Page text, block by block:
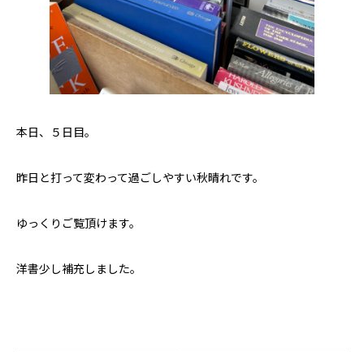
本日、５日目。
昨日と打って変わって過ごしやすい秋晴れです。
ゆっくりご覧頂けます。
洋書少し補充しました。